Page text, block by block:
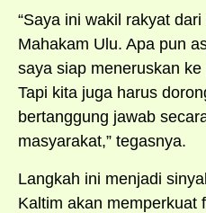
“Saya ini wakil rakyat
Mahakam Ulu. Apa pun
saya siap meneruskan
Tapi kita juga harus
bertanggung jawab
masyarakat,” tegasnya.
Langkah ini menjadi
Kaltim akan memperkuat